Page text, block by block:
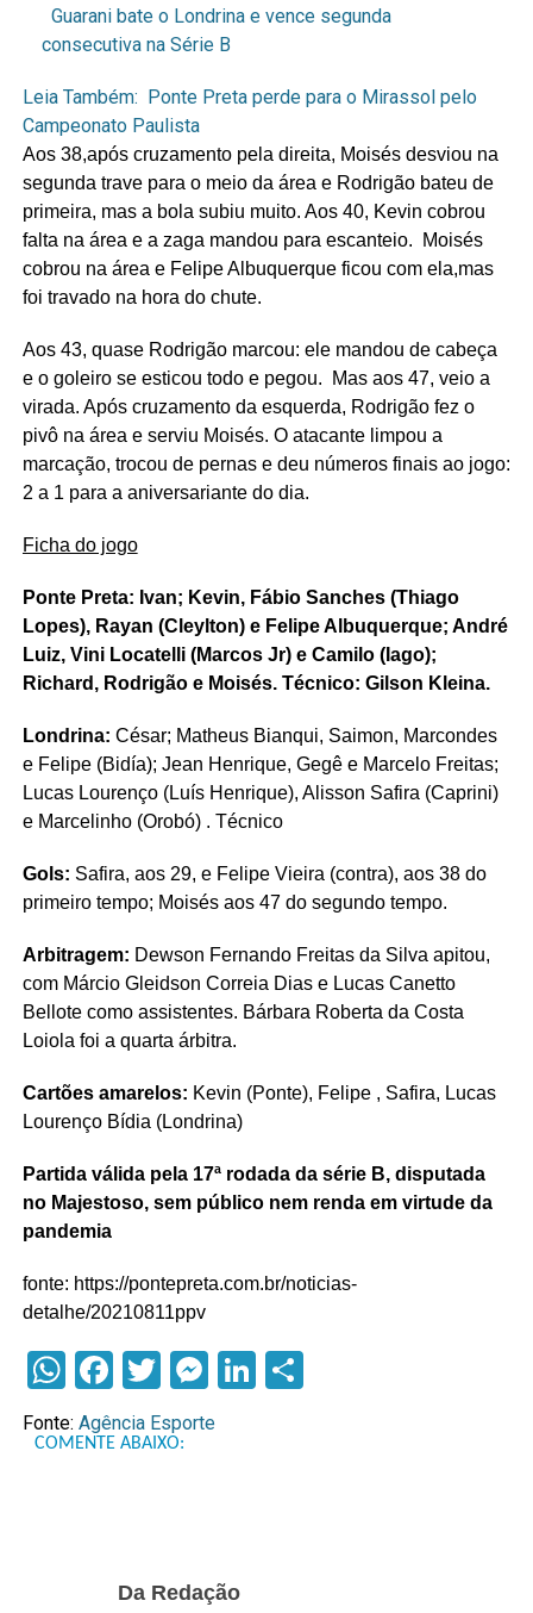
Guarani bate o Londrina e vence segunda
consecutiva na Série B
Leia Também: Ponte Preta perde para o Mirassol pelo
Campeonato Paulista
Aos 38,após cruzamento pela direita, Moisés desviou na
segunda trave para o meio da área e Rodrigão bateu de
primeira, mas a bola subiu muito. Aos 40, Kevin cobrou
falta na área e a zaga mandou para escanteio. Moisés
cobrou na área e Felipe Albuquerque ficou com ela,mas
foi travado na hora do chute.
Aos 43, quase Rodrigão marcou: ele mandou de cabeça
e o goleiro se esticou todo e pegou. Mas aos 47, veio a
virada. Após cruzamento da esquerda, Rodrigão fez o
pivô na área e serviu Moisés. O atacante limpou a
marcação, trocou de pernas e deu números finais ao jogo:
2 a 1 para a aniversariante do dia.
Ficha do jogo
Ponte Preta: Ivan; Kevin, Fábio Sanches (Thiago
Lopes), Rayan (Cleylton) e Felipe Albuquerque; André
Luiz, Vini Locatelli (Marcos Jr) e Camilo (Iago);
Richard, Rodrigão e Moisés. Técnico: Gilson Kleina.
Londrina: César; Matheus Bianqui, Saimon, Marcondes
e Felipe (Bidía); Jean Henrique, Gegê e Marcelo Freitas;
Lucas Lourenço (Luís Henrique), Alisson Safira (Caprini)
e Marcelinho (Orobó) . Técnico
Gols: Safira, aos 29, e Felipe Vieira (contra), aos 38 do
primeiro tempo; Moisés aos 47 do segundo tempo.
Arbitragem: Dewson Fernando Freitas da Silva apitou,
com Márcio Gleidson Correia Dias e Lucas Canetto
Bellote como assistentes. Bárbara Roberta da Costa
Loiola foi a quarta árbitra.
Cartões amarelos: Kevin (Ponte), Felipe , Safira, Lucas
Lourenço Bídia (Londrina)
Partida válida pela 17ª rodada da série B, disputada
no Majestoso, sem público nem renda em virtude da
pandemia
fonte: https://pontepreta.com.br/noticias-
detalhe/20210811ppv
WhatsApp
Facebook
Twitter
Messenger
LinkedIn
Compartilhar
Fonte: Agência Esporte
COMENTE ABAIXO:
Da Redação